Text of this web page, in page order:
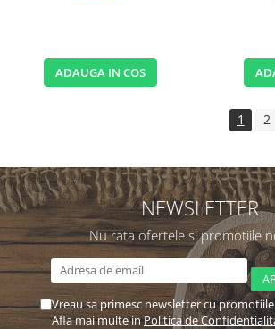
ADAUGA IN COS
1 2
NEWSLETTER
Nu rata ofertele si promotiile
Vreau sa primesc newsletter cu
Afla mai multe inPolitica de